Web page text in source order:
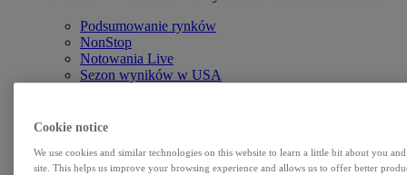
Podsumowanie rynków
NonStop
Notowania Live
Sezon wyników w USA
Zdarzenia korporacyjne
Rolowania
Cookie notice
We use cookies and similar technologies on this website to learn a little bit about you
site. This helps us improve your browsing experience and allows us to offer better